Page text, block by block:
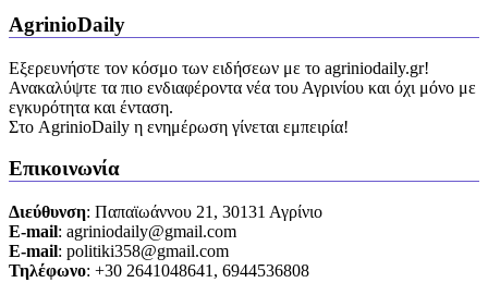
AgrinioDaily
Εξερευνήστε τον κόσμο των ειδήσεων με το agriniodaily.gr!
Ανακαλύψτε τα πιο ενδιαφέροντα νέα του Αγρινίου και όχι μόνο με
εγκυρότητα και ένταση.
Στο AgrinioDaily η ενημέρωση γίνεται εμπειρία!
Επικοινωνία
Διεύθυνση: Παπαϊωάννου 21, 30131 Αγρίνιο
Ε-mail: agriniodaily@gmail.com
Ε-mail: politiki358@gmail.com
Τηλέφωνο: +30 2641048641, 6944536808